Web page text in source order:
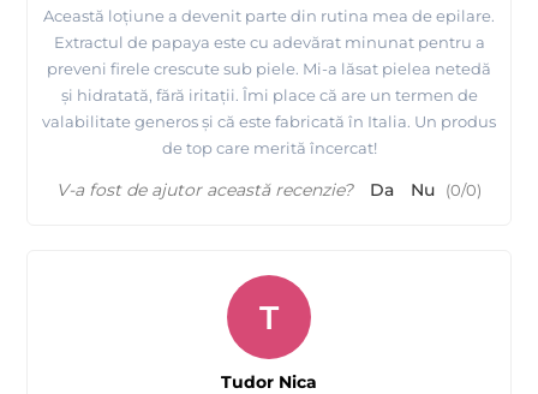
Această loțiune a devenit parte din rutina mea de epilare.
Extractul de papaya este cu adevărat minunat pentru a
preveni firele crescute sub piele. Mi-a lăsat pielea netedă
și hidratată, fără iritații. Îmi place că are un termen de
valabilitate generos și că este fabricată în Italia. Un produs
de top care merită încercat!
V-a fost de ajutor această recenzie? Da Nu (0/0)
T
Tudor Nica